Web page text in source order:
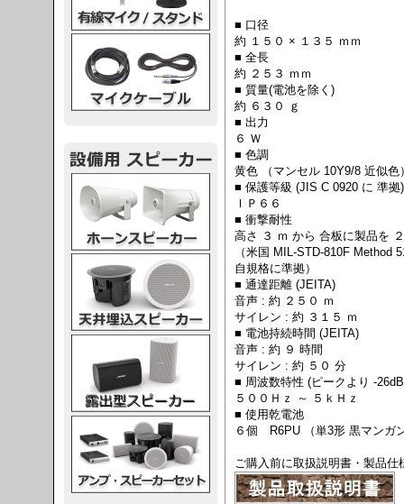
■ 口径
約 １５０ × １３５ ｍｍ
■ 全長
約 ２５３ ｍｍ
■ 質量(電池を除く)
約 ６３０ ｇ
■ 出力
６ Ｗ
■ 色調
黄色 （マンセル 10Y9/8 近似色
■ 保護等級 (JIS C 0920 に 準拠)
ＩＰ６６
■ 衝撃耐性
高さ ３ ｍ から 合板に製品を
（米国 MIL-STD-810F Method
自規格に準拠）
■ 通達距離 (JEITA)
音声 : 約 ２５０ ｍ
サイレン : 約 ３１５ ｍ
■ 電池持続時間 (JEITA)
音声 : 約 ９ 時間
サイレン : 約 ５０ 分
■ 周波数特性 (ピークより -
５００Ｈｚ ～ ５ｋＨｚ
■ 使用乾電池
６個 R6PU （単3形 黒マンガ
ご購入前に取扱説明書・製品